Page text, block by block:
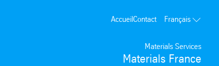
Materials Services
Materials France
AccueilContact Français